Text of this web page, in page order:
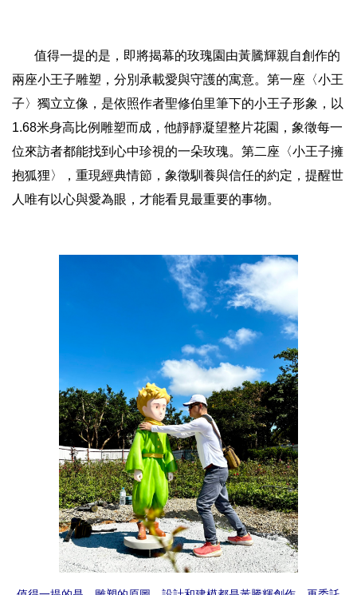
值得一提的是，即將揭幕的玫瑰園由黃騰輝親自創作的
兩座小王子雕塑，分別承載愛與守護的寓意。第一座〈小王
子〉獨立立像，是依照作者聖修伯里筆下的小王子形象，以
1.68米身高比例雕塑而成，他靜靜凝望整片花園，象徵每一
位來訪者都能找到心中珍視的一朵玫瑰。第二座〈小王子擁
抱狐狸〉，重現經典情節，象徵馴養與信任的約定，提醒世
人唯有以心與愛為眼，才能看見最重要的事物。